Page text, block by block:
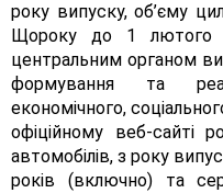
року випуску, об’єму
Щороку до 1 лютого
центральним органом
формування та
економічного,
офіційному веб-сайті
автомобілів, з року
років (включно) та